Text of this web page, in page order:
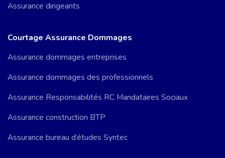
Assurance dirigeants
Courtage Assurance Dommages
Assurance dommages entreprises
Assurance dommages des professionnels
Assurance Responsabilités RC Mandataires Sociaux
Assurance construction BTP
Assurance bureau d’études Syntec